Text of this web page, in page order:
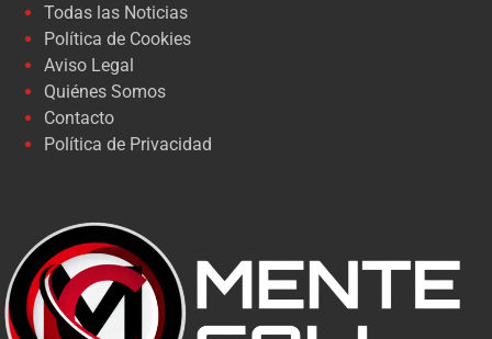
Todas las Noticias
Política de Cookies
Aviso Legal
Quiénes Somos
Contacto
Política de Privacidad